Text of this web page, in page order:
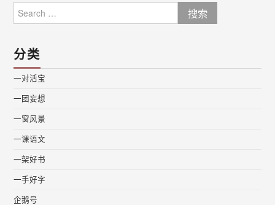
for:
分类
一对活宝
一团妄想
一窗风景
一课语文
一架好书
一手好字
企鹅号